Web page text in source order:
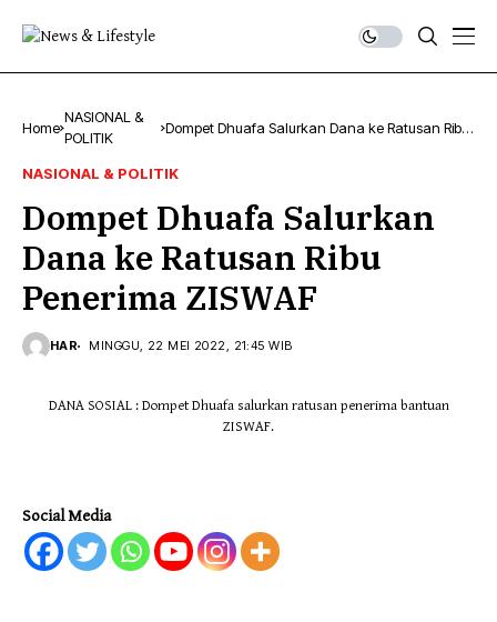
Home
NASIONAL &
POLITIK
Dompet Dhuafa Salurkan Dana ke Ratusan Ribu
NASIONAL & POLITIK
Dompet Dhuafa Salurkan
Dana ke Ratusan Ribu
Penerima ZISWAF
HAR MINGGU, 22 MEI 2022, 21:45 WIB
DANA SOSIAL : Dompet Dhuafa salurkan ratusan penerima bantuan
ZISWAF.
Social Media